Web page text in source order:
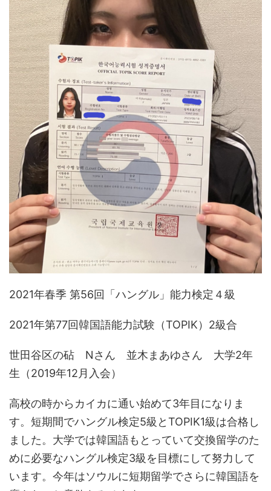
2021年春季 第56回「ハングル」能力検定４級
2021年第77回韓国語能力試験（TOPIK）2級合
世田谷区の砧 Nさん 並木まあゆさん 大学2年
生（2019年12月入会）
高校の時からカイカに通い始めて3年目になりま
す。短期間でハングル検定5級とTOPIK1級は合格し
ました。大学では韓国語もとっていて交換留学のた
めに必要なハングル検定3級を目標にして努力して
います。今年はソウルに短期留学でさらに韓国語を